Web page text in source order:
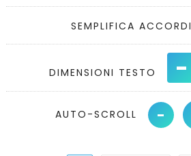
SEMPLIFICA ACCORDI
DIMENSIONI TESTO -
AUTO-SCROLL -